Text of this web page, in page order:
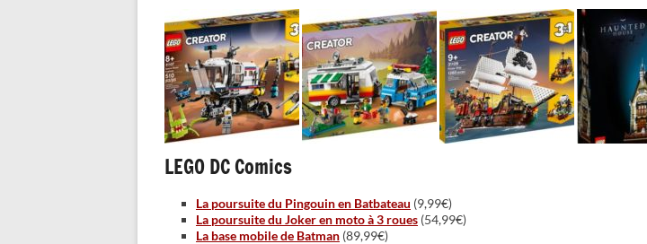
LEGO DC Comics
La poursuite du Pingouin en Batbateau (9,99€)
La poursuite du Joker en moto à 3 roues (54,99€)
La base mobile de Batman (89,99€)